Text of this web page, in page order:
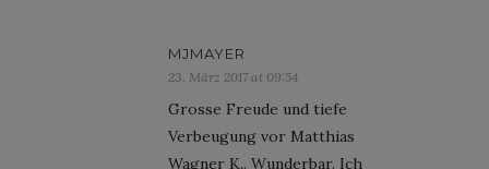
MJMAYER
23. März 2017 at 09:54
Grosse Freude und tiefe
Verbeugung vor Matthias
Wagner K.. Wunderbar. Ich